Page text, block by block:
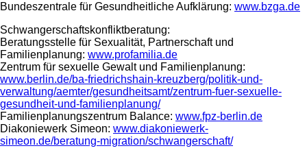
Bundeszentrale für Gesundheitliche Aufklärung: www.bzga.de
Schwangerschaftskonfliktberatung:
Beratungsstelle für Sexualität, Partnerschaft und
Familienplanung: www.profamilia.de
Zentrum für sexuelle Gewalt und Familienplanung:
www.berlin.de/ba-friedrichshain-kreuzberg/politik-und-
verwaltung/aemter/gesundheitsamt/zentrum-fuer-sexuelle-
gesundheit-und-familienplanung/
Familienplanungszentrum Balance: www.fpz-berlin.de
Diakoniewerk Simeon: www.diakoniewerk-
simeon.de/beratung-migration/schwangerschaft/